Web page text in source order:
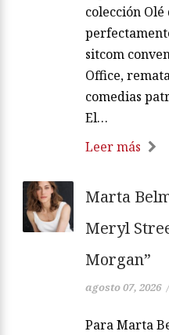
colección Olé
sitcom
Office,
comedias
El…
Leer más
Marta
Meryl
Morgan”
agosto 07, 2026 /
Para Marta